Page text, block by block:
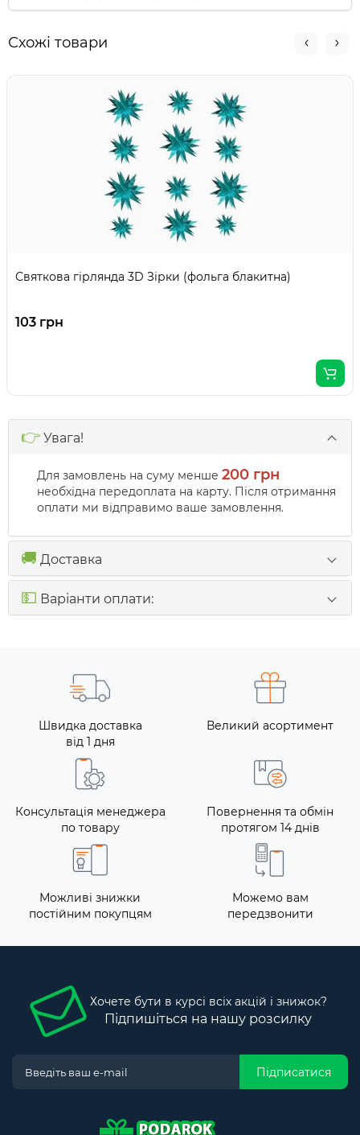
Схожі товари
Святкова гірлянда 3D Зірки (фольга блакитна)
103 грн
👉 Увага!
Для замовлень на суму менше 200 грн
необхідна передоплата на карту. Після отримання
оплати ми відправимо ваше замовлення.
🚚 Доставка
💵 Варіанти оплати:
Швидка доставка
від 1 дня
Великий асортимент
Консультація менеджера
по товару
Повернення та обмін
протягом 14 днів
Можливі знижки
постійним покупцям
Можемо вам
передзвонити
Хочете бути в курсі всіх акцій і знижок?
Підпишіться на нашу розсилку
Підписатися